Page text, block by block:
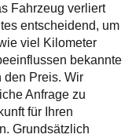
Fahrzeug verliert
entscheidend, um
viel Kilometer
bekannte
den Preis. Wir
Anfrage zu
für Ihren
Grundsätzlich